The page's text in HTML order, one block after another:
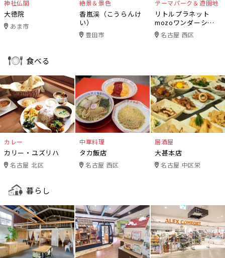
神社仏閣
大徳院
あま市
絶景＆景色
香嵐渓（こうらんけ
い）
豊田市
テーマパーク＆遊園地
リトルプラネット
mozoワンダーシテ
ィ 名古屋 西区
食べる
カレー
カリー・ユズリハ
名古屋 北区
中華料理
タカ飯店
名古屋 西区
居酒屋
大甚本店
名古屋 中区栄
暮らし